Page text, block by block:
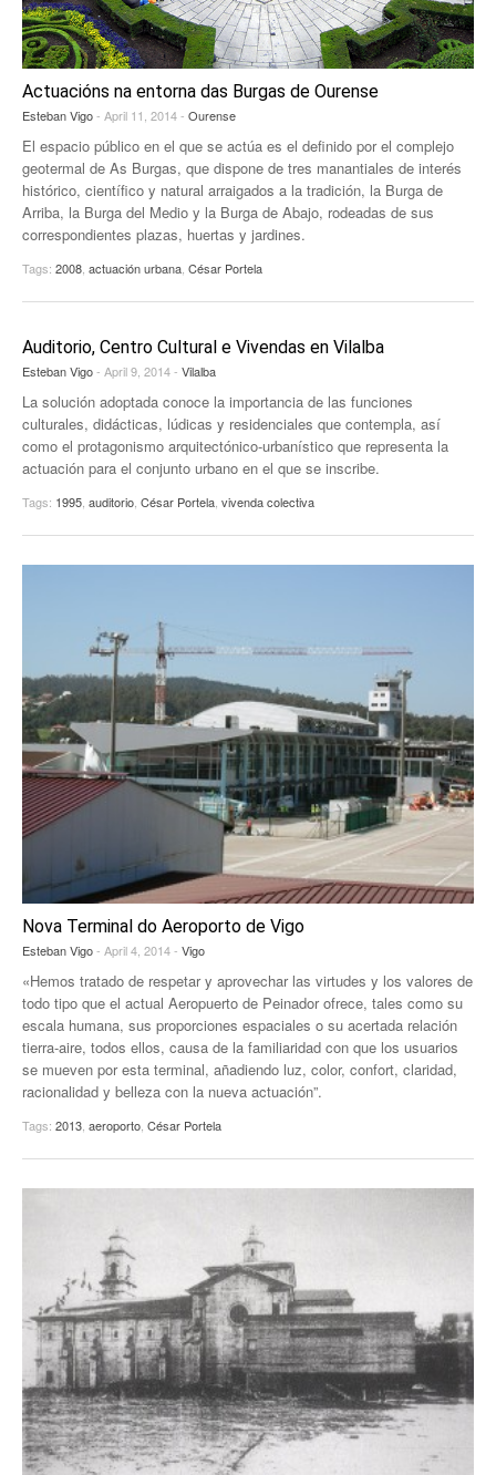
EUROPAN
Actuacións na entorna das Burgas de Ourense
Esteban Vigo- April 11, 2014 - Ourense
El espacio público en el que se actúa es el definido por el complejo
geotermal de As Burgas, que dispone de tres manantiales de interés
histórico, científico y natural arraigados a la tradición, la Burga de
Arriba, la Burga del Medio y la Burga de Abajo, rodeadas de sus
correspondientes plazas, huertas y jardines.
Tags: 2008, actuación urbana, César Portela
Auditorio, Centro Cultural e Vivendas en Vilalba
Esteban Vigo- April 9, 2014 - Vilalba
La solución adoptada conoce la importancia de las funciones
culturales, didácticas, lúdicas y residenciales que contempla, así
como el protagonismo arquitectónico-urbanístico que representa la
actuación para el conjunto urbano en el que se inscribe.
Tags: 1995, auditorio, César Portela, vivenda colectiva
Nova Terminal do Aeroporto de Vigo
Esteban Vigo- April 4, 2014 - Vigo
«Hemos tratado de respetar y aprovechar las virtudes y los valores de
todo tipo que el actual Aeropuerto de Peinador ofrece, tales como su
escala humana, sus proporciones espaciales o su acertada relación
tierra-aire, todos ellos, causa de la familiaridad con que los usuarios
se mueven por esta terminal, añadiendo luz, color, confort, claridad,
racionalidad y belleza con la nueva actuación”.
Tags: 2013, aeroporto, César Portela